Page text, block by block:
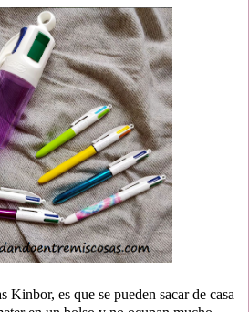
Kinbor, es que se pueden sacar de casa